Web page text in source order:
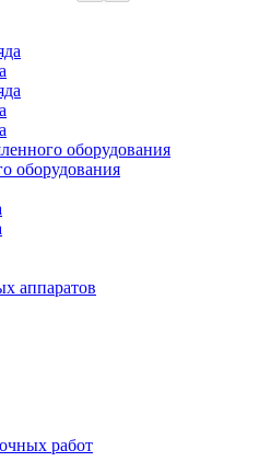
оборудования
оборудования
аппаратов
работ